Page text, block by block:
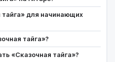
для начинающих
тайга»?
«Сказочная тайга»?